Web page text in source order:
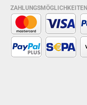
ZAHLUNGSMÖGLICHKEITEN